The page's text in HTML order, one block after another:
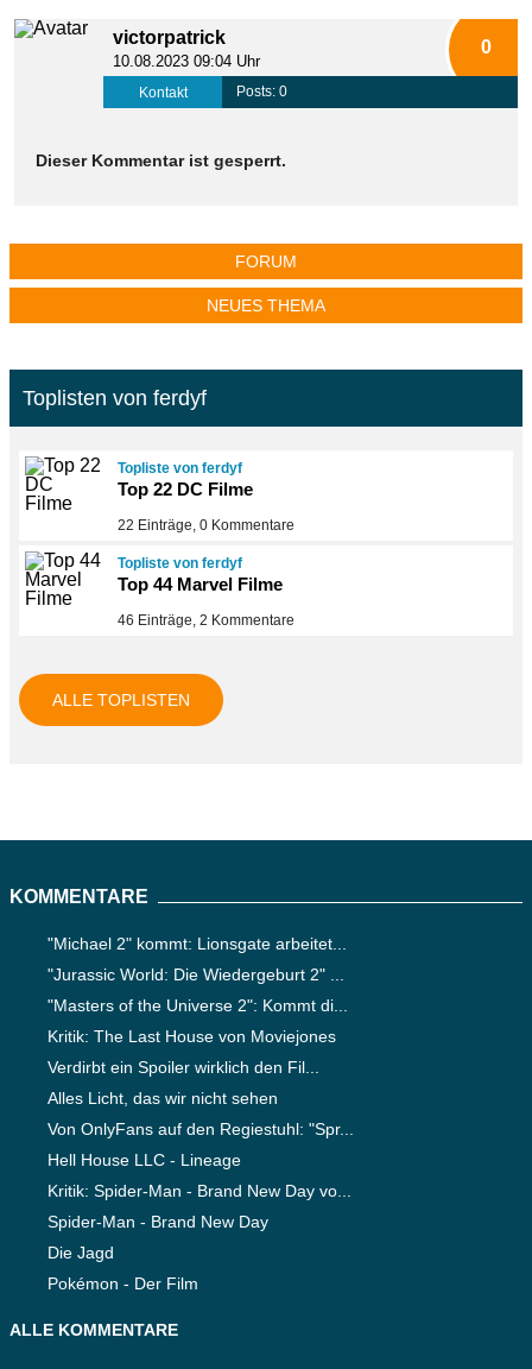
victorpatrick
10.08.2023 09:04 Uhr
0
Kontakt Posts: 0
Dieser Kommentar ist gesperrt.
FORUM
NEUES THEMA
Toplisten von ferdyf
Topliste von ferdyf
Top 22 DC Filme
22 Einträge, 0 Kommentare
Topliste von ferdyf
Top 44 Marvel Filme
46 Einträge, 2 Kommentare
ALLE TOPLISTEN
KOMMENTARE
"Michael 2" kommt: Lionsgate arbeitet...
"Jurassic World: Die Wiedergeburt 2" ...
"Masters of the Universe 2": Kommt di...
Kritik: The Last House von Moviejones
Verdirbt ein Spoiler wirklich den Fil...
Alles Licht, das wir nicht sehen
Von OnlyFans auf den Regiestuhl: "Spr...
Hell House LLC - Lineage
Kritik: Spider-Man - Brand New Day vo...
Spider-Man - Brand New Day
Die Jagd
Pokémon - Der Film
ALLE KOMMENTARE